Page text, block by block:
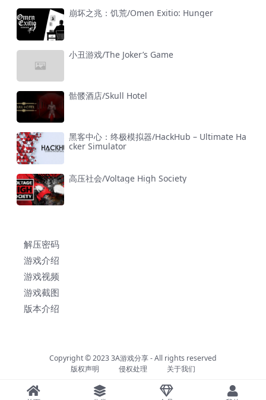
崩坏之兆：饥荒/Omen Exitio: Hunger
小丑游戏/The Joker’s Game
骷髅酒店/Skull Hotel
黑客中心：终极模拟器/HackHub – Ultimate Ha
cker Simulator
高压社会/Voltage High Society
解压密码
游戏介绍
游戏视频
游戏截图
版本介绍
Copyright © 20233A游戏分享- All rights reserved
版权声明
侵权处理 关于我们